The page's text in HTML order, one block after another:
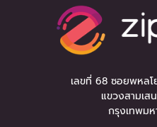
เลขที่ 68 ซอยพหล
แขวงสามเส
กรุงเทพม